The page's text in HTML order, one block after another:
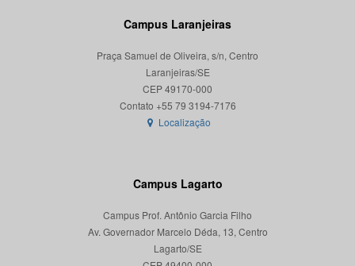
Campus Laranjeiras
Praça Samuel de Oliveira, s/n, Centro
Laranjeiras/SE
CEP 49170-000
Localização
Campus Lagarto
Campus Prof. Antônio Garcia Filho
Av. Governador Marcelo Déda, 13, Centro
Lagarto/SE